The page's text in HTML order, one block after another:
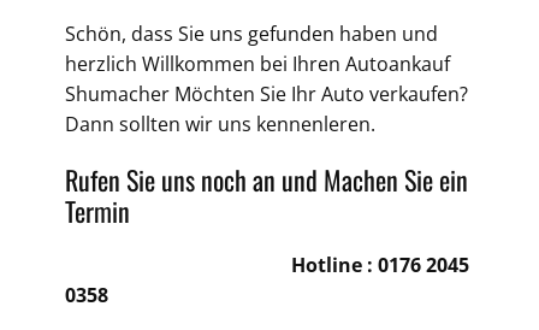
Schön, dass Sie uns gefunden haben und
herzlich Willkommen bei Ihren Autoankauf
Shumacher Möchten Sie Ihr Auto verkaufen?
Dann sollten wir uns kennenleren.
Rufen Sie uns noch an und Machen Sie ein
Termin
Hotline : 0176 2045
0358